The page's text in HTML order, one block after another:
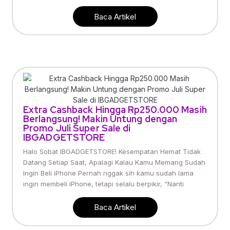
Baca Artikel
Extra Cashback Hingga Rp250.000 Masih
Berlangsung! Makin Untung dengan
Promo Juli Super Sale di
IBGADGETSTORE
Halo Sobat IBGADGETSTORE! Kesempatan Hemat Tidak
Datang Setiap Saat, Apalagi Kalau Kamu Memang Sudah
Ingin Beli iPhone Pernah nggak sih kamu sudah lama
ingin membeli iPhone, tetapi selalu berpikir, “Nanti
Baca Artikel